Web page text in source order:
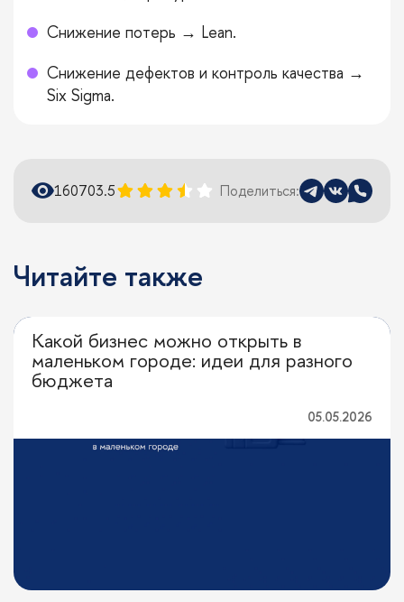
Снижение потерь → Lean.
Снижение дефектов и контроль качества →
Six Sigma.
160703.5 Поделиться:
Читайте также
Выбор редакции
Какой бизнес можно открыть в
маленьком городе: идеи для разного
бюджета
05.05.2026